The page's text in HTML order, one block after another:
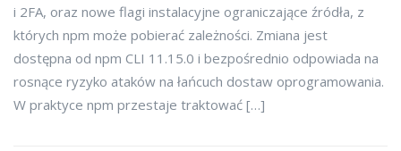
i 2FA, oraz nowe flagi instalacyjne ograniczające źródła, z
których npm może pobierać zależności. Zmiana jest
dostępna od npm CLI 11.15.0 i bezpośrednio odpowiada na
rosnące ryzyko ataków na łańcuch dostaw oprogramowania.
W praktyce npm przestaje traktować […]